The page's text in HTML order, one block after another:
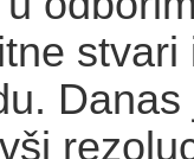
stvari
Danas